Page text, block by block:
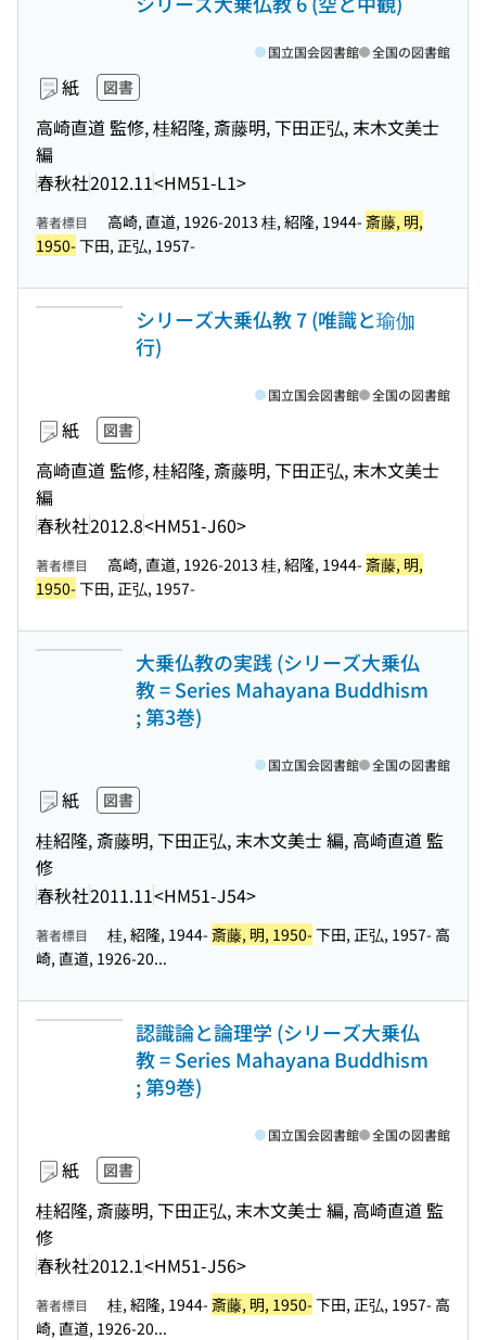
紙 図書
高崎直道 監修, 桂紹隆, 斎藤明, 下田正弘, 末木文美士
編
春秋社2012.11<HM51-L1>
国立国会図書館 全国の図書館
著者標目 高崎, 直道, 1926-2013 桂, 紹隆, 1944- 斎藤, 明,
1950-下田, 正弘, 1957-
シリーズ大乗仏教 7 (唯識と瑜伽
行)
紙 図書
高崎直道 監修, 桂紹隆, 斎藤明, 下田正弘, 末木文美士
編
春秋社2012.8<HM51-J60>
国立国会図書館 全国の図書館
著者標目 高崎, 直道, 1926-2013 桂, 紹隆, 1944- 斎藤, 明,
1950-下田, 正弘, 1957-
大乗仏教の実践 (シリーズ大乗仏
教 = Series Mahayana Buddhism
; 第3巻)
紙 図書
桂紹隆, 斎藤明, 下田正弘, 末木文美士 編, 高崎直道 監
修
春秋社2011.11<HM51-J54>
国立国会図書館 全国の図書館
著者標目 桂, 紹隆, 1944- 斎藤, 明, 1950-下田, 正弘, 1957- 高
崎, 直道, 1926-20...
認識論と論理学 (シリーズ大乗仏
教 = Series Mahayana Buddhism
; 第9巻)
紙 図書
桂紹隆, 斎藤明, 下田正弘, 末木文美士 編, 高崎直道 監
修
春秋社2012.1<HM51-J56>
国立国会図書館 全国の図書館
著者標目 桂, 紹隆, 1944- 斎藤, 明, 1950-下田, 正弘, 1957- 高
崎, 直道, 1926-20...